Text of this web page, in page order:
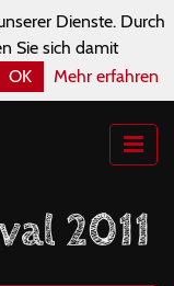
Dienste. Durch
Sie sich damit
OK Mehr erfahren
2011